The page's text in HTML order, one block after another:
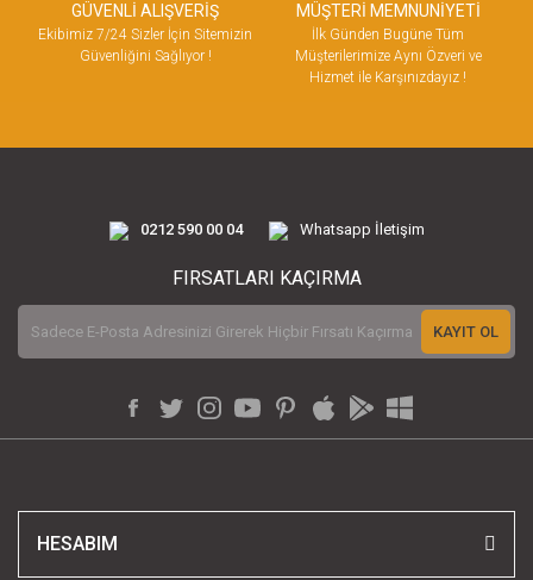
GÜVENLİ ALIŞVERİŞ
Ekibimiz 7/24 Sizler İçin Sitemizin
Güvenliğini Sağlıyor !
MÜŞTERİ MEMNUNİYETİ
İlk Günden Bugüne Tüm
Müşterilerimize Aynı Özveri ve
Hizmet ile Karşınızdayız !
0212 590 00 04 Whatsapp İletişim
FIRSATLARI KAÇIRMA
KAYIT OL
HESABIM